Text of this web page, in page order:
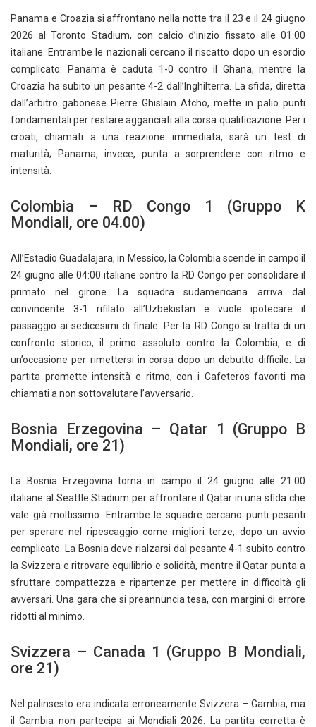
Panama e Croazia si affrontano nella notte tra il 23 e il 24 giugno
2026 al Toronto Stadium, con calcio d’inizio fissato alle 01:00
italiane. Entrambe le nazionali cercano il riscatto dopo un esordio
complicato: Panama è caduta 1-0 contro il Ghana, mentre la
Croazia ha subito un pesante 4-2 dall’Inghilterra. La sfida, diretta
dall’arbitro gabonese Pierre Ghislain Atcho, mette in palio punti
fondamentali per restare agganciati alla corsa qualificazione. Per i
croati, chiamati a una reazione immediata, sarà un test di
maturità; Panama, invece, punta a sorprendere con ritmo e
intensità.
Colombia – RD Congo 1 (Gruppo K
Mondiali, ore 04.00)
All’Estadio Guadalajara, in Messico, la Colombia scende in campo il
24 giugno alle 04:00 italiane contro la RD Congo per consolidare il
primato nel girone. La squadra sudamericana arriva dal
convincente 3-1 rifilato all’Uzbekistan e vuole ipotecare il
passaggio ai sedicesimi di finale. Per la RD Congo si tratta di un
confronto storico, il primo assoluto contro la Colombia, e di
un’occasione per rimettersi in corsa dopo un debutto difficile. La
partita promette intensità e ritmo, con i Cafeteros favoriti ma
chiamati a non sottovalutare l’avversario.
Bosnia Erzegovina – Qatar 1 (Gruppo B
Mondiali, ore 21)
La Bosnia Erzegovina torna in campo il 24 giugno alle 21:00
italiane al Seattle Stadium per affrontare il Qatar in una sfida che
vale già moltissimo. Entrambe le squadre cercano punti pesanti
per sperare nel ripescaggio come migliori terze, dopo un avvio
complicato. La Bosnia deve rialzarsi dal pesante 4-1 subito contro
la Svizzera e ritrovare equilibrio e solidità, mentre il Qatar punta a
sfruttare compattezza e ripartenze per mettere in difficoltà gli
avversari. Una gara che si preannuncia tesa, con margini di errore
ridotti al minimo.
Svizzera – Canada 1 (Gruppo B Mondiali,
ore 21)
Nel palinsesto era indicata erroneamente Svizzera – Gambia, ma
il Gambia non partecipa ai Mondiali 2026. La partita corretta è